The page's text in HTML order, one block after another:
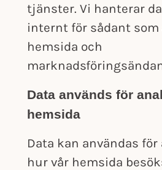
tjänster. Vi hanterar
internt för sådant som
hemsida och
Data används för
hemsida
Data kan användas
hur vår hemsida